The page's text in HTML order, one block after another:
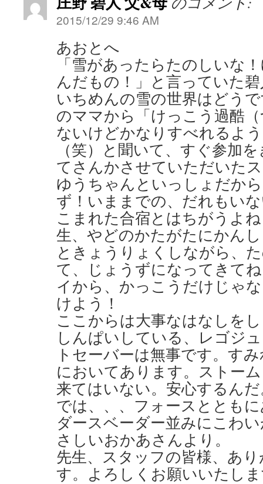
2015/12/29 9:46 AM
あおとへ
「雪があったらたのしいな
んだもの！」と言っていた
いちめんの雪の世界はどう
のママから「けっこう過酷
ないけどかなりすべれるよ
（笑）と聞いて、すぐ参加
てさんかさせていただいた
ゆうちゃんといっしょだか
ず！いままでの、だれもい
こまれた合宿とはちがうよ
生、やどのかたがたにかん
ときょうりょくしながら、
て、じょうずになってきて
イから、かっこうだけじゃ
けよう！
ここからは大事なはなしを
しんぱいしている、レゴジ
トセーバーは無事です。す
においてあります。ストー
来てはいない。安心するん
では、、、フォースととも
ダースベーダー並みにこわ
さしいおかあさんより。
先生、スタッフの皆様、あ
す。よろしくお願いいたし